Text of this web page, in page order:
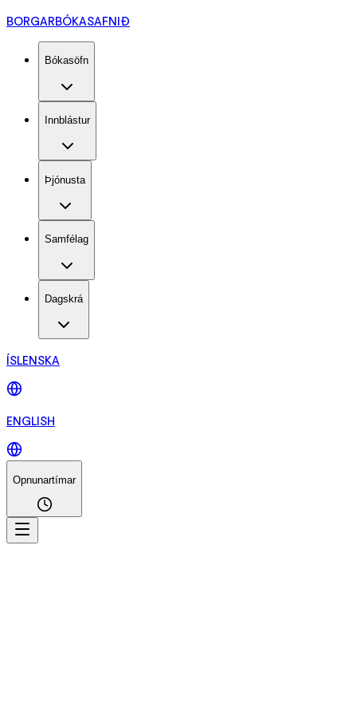
BORGARBÓKASAFNIÐ
Bókasöfn
Innblástur
Þjónusta
Samfélag
Dagskrá
ÍSLENSKA
ENGLISH
Opnunartímar